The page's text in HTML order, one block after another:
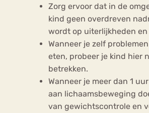
Zorg ervoor dat in de
kind geen overdreven
wordt op uiterlijkheden
Wanneer je zelf
eten, probeer je kind hier
betrekken.
Wanneer je meer dan 1
aan lichaamsbeweging
van gewichtscontrole en